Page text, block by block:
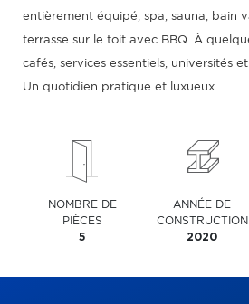
entièrement équipé, spa, sauna, bain
terrasse sur le toit avec BBQ. À
cafés, services essentiels, universités
Un quotidien pratique et luxueux.
NOMBRE DE
PIÈCES
5
ANNÉE DE
CONSTRUCTION
2020